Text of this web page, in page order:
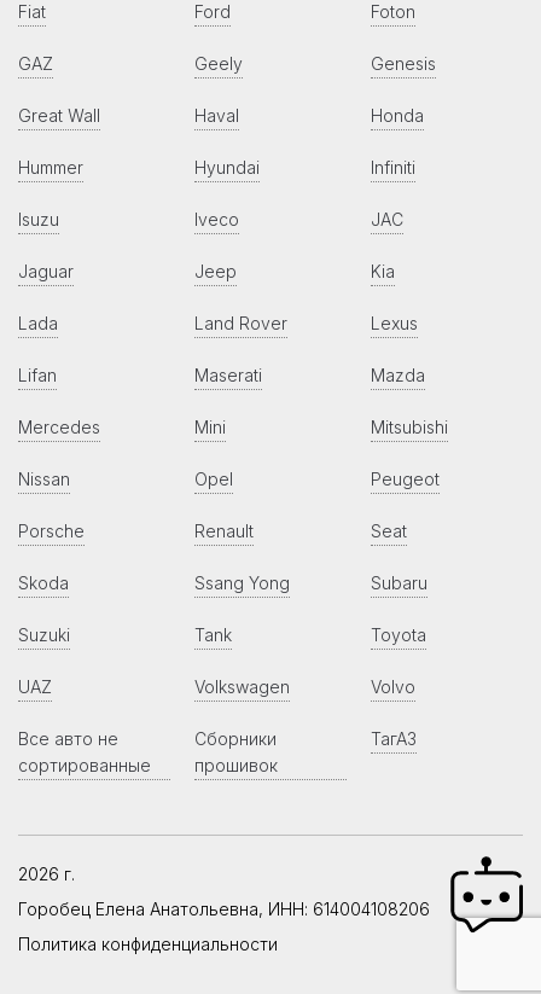
Fiat Ford Foton
GAZ Geely Genesis
Great Wall Haval Honda
Hummer Hyundai Infiniti
Isuzu Iveco JAC
Jaguar Jeep Kia
Lada Land Rover Lexus
Lifan Maserati Mazda
Mercedes Mini Mitsubishi
Nissan Opel Peugeot
Porsche Renault Seat
Skoda Ssang Yong Subaru
Suzuki Tank Toyota
UAZ Volkswagen Volvo
Все авто не
сортированные
Сборники
прошивок
ТагАЗ
2026 г.
Горобец Елена Анатольевна, ИНН: 614004108206
Политика конфиденциальности